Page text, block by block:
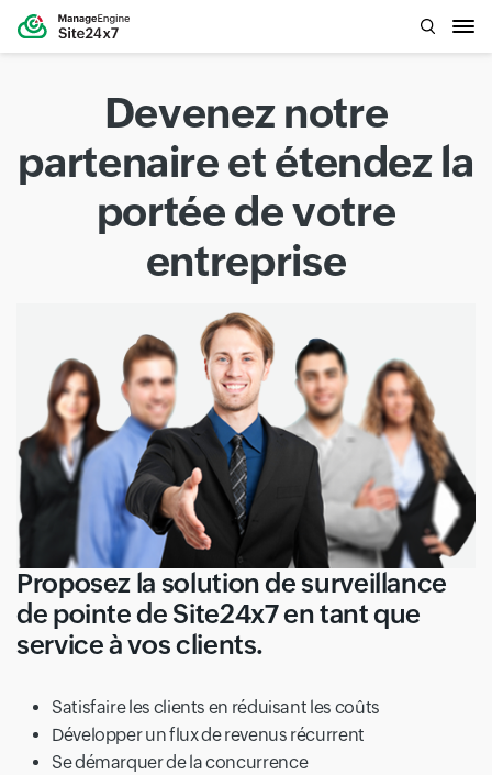
Devenez notre
partenaire et étendez la
portée de votre
entreprise
Proposez la solution de surveillance
de pointe de Site24x7 en tant que
service à vos clients.
Satisfaire les clients en réduisant les coûts
Développer un flux de revenus récurrent
Se démarquer de la concurrence